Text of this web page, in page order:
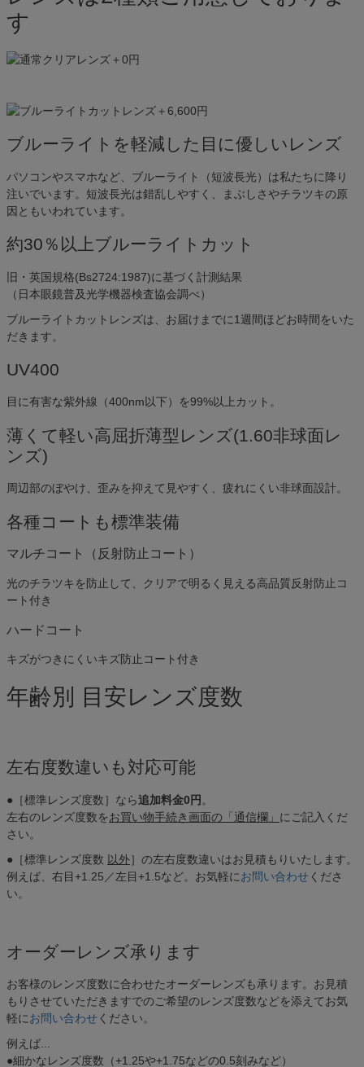
す
ブルーライトを軽減した目に優しいレンズ
パソコンやスマホなど、ブルーライト（短波長光）は私たちに降り
注いでいます。短波長光は錯乱しやすく、まぶしさやチラツキの原
因ともいわれています。
約30％以上ブルーライトカット
旧・英国規格(Bs2724:1987)に基づく計測結果
（日本眼鏡普及光学機器検査協会調べ）
ブルーライトカットレンズは、お届けまでに1週間ほどお時間をいた
だきます。
UV400
目に有害な紫外線（400nm以下）を99%以上カット。
薄くて軽い高屈折薄型レンズ(1.60非球面レ
ンズ)
周辺部のぼやけ、歪みを抑えて見やすく、疲れにくい非球面設計。
各種コートも標準装備
マルチコート（反射防止コート）
光のチラツキを防止して、クリアで明るく見える高品質反射防止コ
ート付き
ハードコート
キズがつきにくいキズ防止コート付き
年齢別 目安レンズ度数
左右度数違いも対応可能
●［標準レンズ度数］なら追加料金0円 。
左右のレンズ度数をお買い物手続き画面の「通信欄」 にご記入くだ
さい。
●［標準レンズ度数 以外］の左右度数違いはお見積もりいたします。
例えば、右目+1.25／左目+1.5など。お気軽にお問い合わせ くださ
い。
オーダーレンズ承ります
お客様のレンズ度数に合わせたオーダーレンズも承ります。お見積
もりさせていただきますでのご希望のレンズ度数などを添えてお気
軽にお問い合わせ ください。
例えば...
●細かなレンズ度数（+1.25や+1.75などの0.5刻みなど）